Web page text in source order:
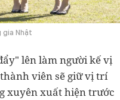
gia Nhật
lên làm người kế vị
viên sẽ giữ vị trí
xuyên xuất hiện trước